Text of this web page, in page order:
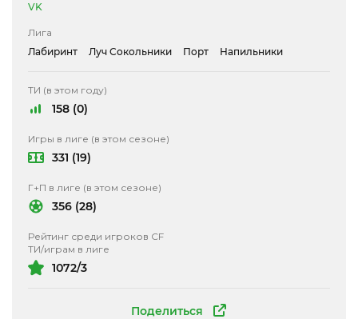
Поделиться
VK
Лига
Лабиринт
Луч Сокольники Порт Напильники
ТИ (в этом году)
158 (0)
Игры в лиге (в этом сезоне)
331 (19)
Г+П в лиге (в этом сезоне)
356 (28)
Рейтинг среди игроков CF
ТИ/играм в лиге
1072/3